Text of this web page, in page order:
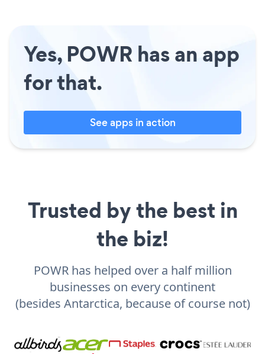
Yes, POWR has an app
for that.
See apps in action
Trusted by the best in
the biz!
POWR has helped over a half million
businesses on every continent
(besides Antarctica, because of course not)